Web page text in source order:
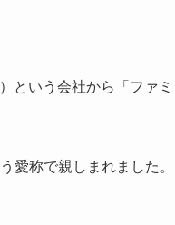
という会社から「ファ
愛称で親しまれました。